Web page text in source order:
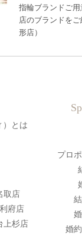
指輪ブランドご
店のブランドを
形店）
）とは
取店
府店
上杉店
プロ
婚